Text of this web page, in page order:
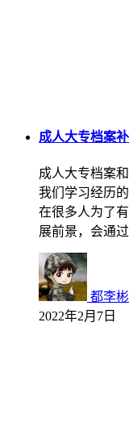
成人大专档案
成人大专档案
我们学习经历
在很多人为了
展前景，会通
都李彬
2022年2月7日